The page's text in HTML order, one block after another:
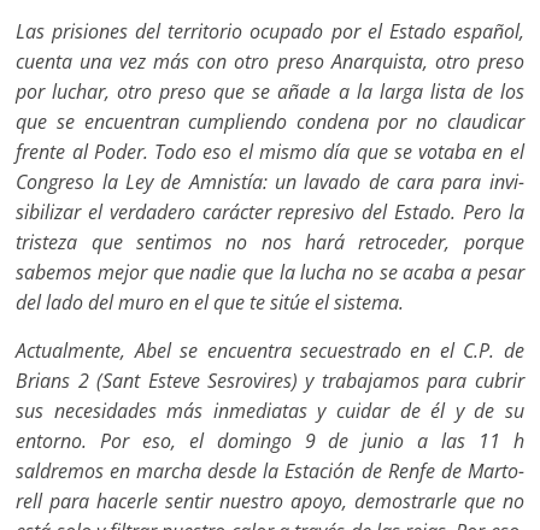
Las prisiones del territorio ocupado por el Estado español,
cuenta una vez más con otro preso Anarquista, otro preso
por luchar, otro preso que se añade a la larga lista de los
que se encuentran cumpliendo con­dena por no claudicar
frente al Poder. Todo eso el mismo día que se votaba en el
Congreso la Ley de Amnistía: un lavado de cara para invi­
sibilizar el verdadero carácter represivo del Estado. Pero la
tristeza que sentimos no nos hará retroceder, porque
sabemos mejor que nadie que la lucha no se acaba a pesar
del lado del muro en el que te sitúe el sistema.
Actualmente, Abel se encuentra secuestrado en el C.P. de
Brians 2 (Sant Esteve Sesrovires) y trabajamos para cubrir
sus necesidades más inmediatas y cuidar de él y de su
entorno. Por eso, el domingo 9 de junio a las 11 h
saldremos en marcha desde la Estación de Renfe de Marto­
rell para hacerle sentir nuestro apoyo, demostrarle que no